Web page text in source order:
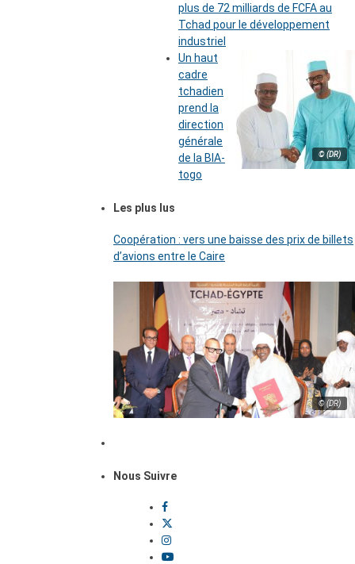
plus de 72 milliards de FCFA au
Tchad pour le développement
industriel
© (DR)
Un haut
cadre
tchadien
prend la
direction
générale
de la BIA-
togo
Les plus lus
Coopération : vers une baisse des prix de billets
d’avions entre le Caire
© (DR)
Nous Suivre